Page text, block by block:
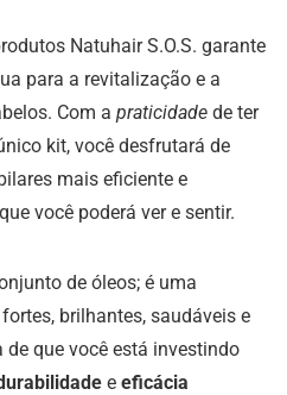
Natuhair S.O.S. garante
para a revitalização e a
Com a praticidade de ter
kit, você desfrutará de
mais eficiente e
você poderá ver e sentir.
de óleos; é uma
brilhantes, saudáveis e
que você está investindo
e eficácia